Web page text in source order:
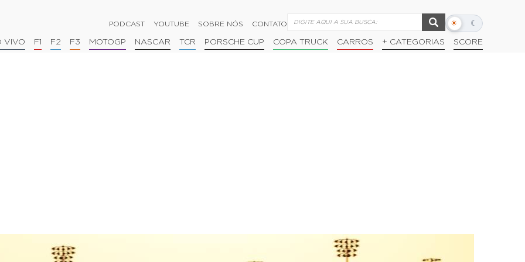
PODCAST YOUTUBE SOBRE NÓS CONTATO ☀ ☾
Alternar
escuro
VIVO F1 F2 F3 MOTOGP NASCAR TCR PORSCHE CUP COPA TRUCK CARROS + CATEGORIAS SCORE